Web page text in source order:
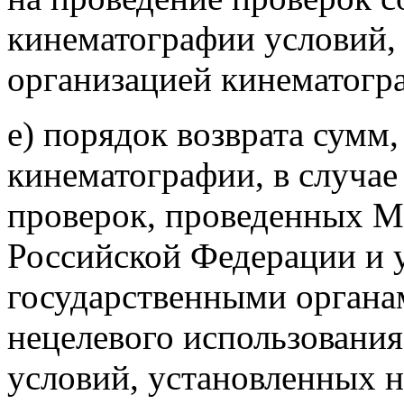
кинематографии
организацией
е) порядок возврата
кинематографии, в
проверок, проведенных
Российской Федерации
государственными
нецелевого
условий, установленных